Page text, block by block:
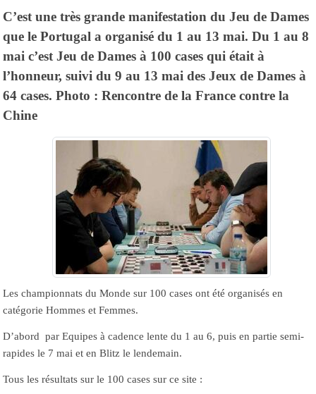
C’est une très grande manifestation du Jeu de Dames
que le Portugal a organisé du 1 au 13 mai. Du 1 au 8
mai c’est Jeu de Dames à 100 cases qui était à
l’honneur, suivi du 9 au 13 mai des Jeux de Dames à
64 cases. Photo : Rencontre de la France contre la
Chine
Les championnats du Monde sur 100 cases ont été organisés en
catégorie Hommes et Femmes.
D’abord par Equipes à cadence lente du 1 au 6, puis en partie semi-
rapides le 7 mai et en Blitz le lendemain.
Tous les résultats sur le 100 cases sur ce site :